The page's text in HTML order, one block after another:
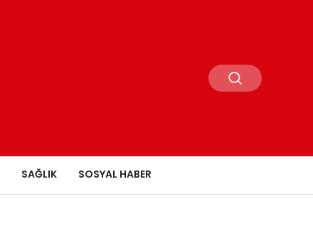
SAĞLIK SOSYAL HABER